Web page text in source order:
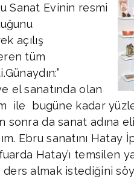
Sanat Evinin resmi
açılış
tüm
el sanatında olan
ile bugüne kadar
da sanat adına
Ebru sanatını Hatay
Hatay’ı temsilen
almak istediğini